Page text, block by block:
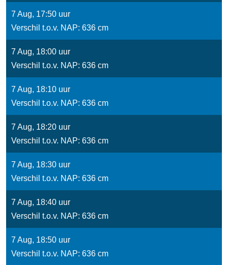
7 Aug, 17:50 uur
Verschil t.o.v. NAP: 636 cm
7 Aug, 18:00 uur
Verschil t.o.v. NAP: 636 cm
7 Aug, 18:10 uur
Verschil t.o.v. NAP: 636 cm
7 Aug, 18:20 uur
Verschil t.o.v. NAP: 636 cm
7 Aug, 18:30 uur
Verschil t.o.v. NAP: 636 cm
7 Aug, 18:40 uur
Verschil t.o.v. NAP: 636 cm
7 Aug, 18:50 uur
Verschil t.o.v. NAP: 636 cm